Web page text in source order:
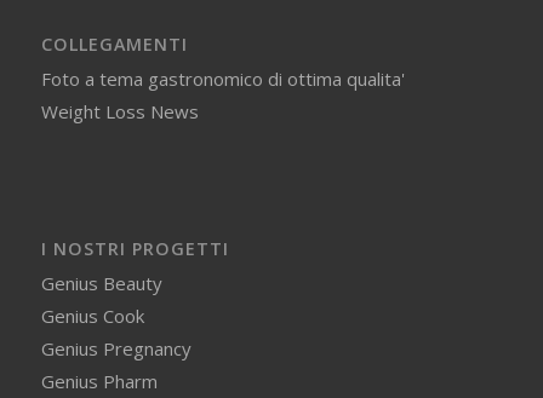
COLLEGAMENTI
Foto a tema gastronomico di ottima qualita'
Weight Loss News
I NOSTRI PROGETTI
Genius Beauty
Genius Cook
Genius Pregnancy
Genius Pharm